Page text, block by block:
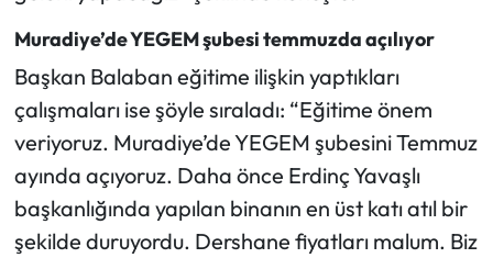
Muradiye’de YEGEM şubesi temmuzda açılıyor
Başkan Balaban eğitime ilişkin yaptıkları
çalışmaları ise şöyle sıraladı: “Eğitime önem
veriyoruz. Muradiye’de YEGEM şubesini Temmuz
ayında açıyoruz. Daha önce Erdinç Yavaşlı
başkanlığında yapılan binanın en üst katı atıl bir
şekilde duruyordu. Dershane fiyatları malum. Biz